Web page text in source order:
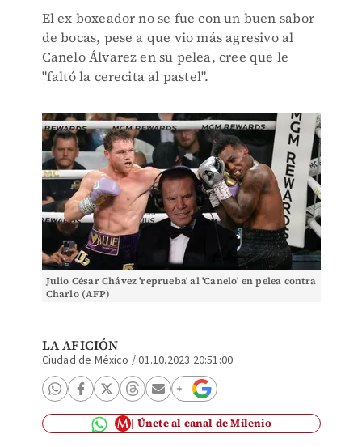
El ex boxeador no se fue con un buen sabor
de bocas, pese a que vio más agresivo al
Canelo Álvarez en su pelea, cree que le
"faltó la cerecita al pastel".
Julio César Chávez 'reprueba' al 'Canelo' en pelea contra
Charlo (AFP)
LA AFICIÓN
Ciudad de México /01.10.2023 20:51:00
Únete al canal de Milenio